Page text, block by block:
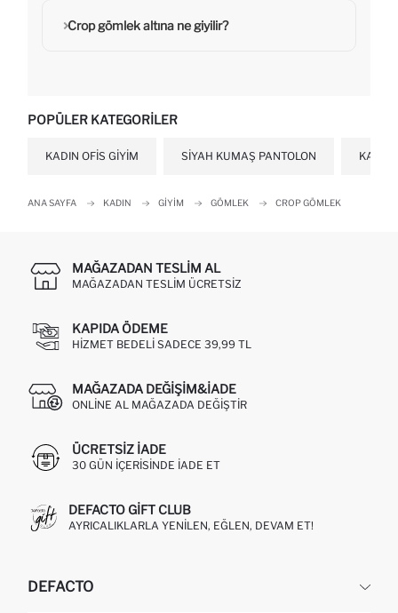
Crop gömlek altına ne giyilir?
POPÜLER KATEGORILER
KADIN OFIS GIYIM SIYAH KUMAŞ PANTOLON KADIN
ANA SAYFA KADIN GIYIM GÖMLEK CROP GÖMLEK
MAĞAZADAN TESLIM AL
MAĞAZADAN TESLIM ÜCRETSIZ
KAPIDA ÖDEME
HIZMET BEDELI SADECE 39,99 TL
MAĞAZADA DEĞIŞIM&İADE
ONLINE AL MAĞAZADA DEĞIŞTIR
ÜCRETSIZ IADE
30 GÜN IÇERISINDE IADE ET
DEFACTO GIFT CLUB
AYRICALIKLARLA YENILEN, EĞLEN, DEVAM ET!
DEFACTO